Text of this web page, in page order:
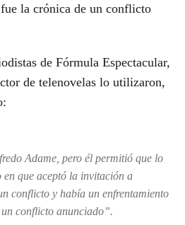
la crónica de un conflicto
de Fórmula Espectacular,
de telenovelas lo utilizaron,
Adame, pero él permitió que lo
en que aceptó la invitación a
conflicto y había un enfrentamiento
conflicto anunciado”.